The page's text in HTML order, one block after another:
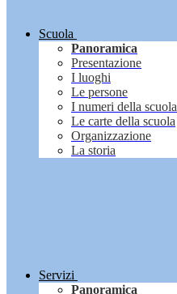
Scuola
Panoramica
Presentazione
I luoghi
Le persone
I numeri della scuola
Le carte della scuola
Organizzazione
La storia
Servizi
Panoramica